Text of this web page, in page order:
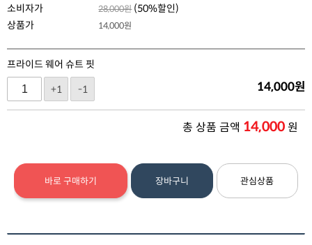
소비자가 28,000원 (50%할인)
상품가
14,000원
프라이드 웨어 슈트 핏
+1
-1 14,000원
총 상품 금액 14,000원
바로 구매하기 장바구니 관심상품